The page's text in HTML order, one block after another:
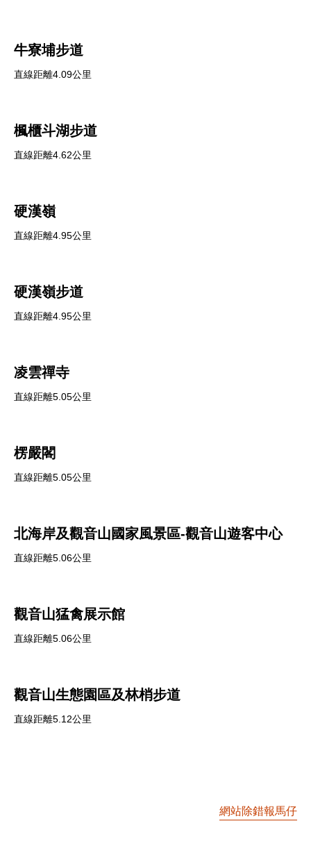
牛寮埔步道
直線距離4.09公里
楓櫃斗湖步道
直線距離4.62公里
硬漢嶺
直線距離4.95公里
硬漢嶺步道
直線距離4.95公里
凌雲禪寺
直線距離5.05公里
楞嚴閣
直線距離5.05公里
北海岸及觀音山國家風景區-觀音山遊客中心
直線距離5.06公里
觀音山猛禽展示館
直線距離5.06公里
觀音山生態園區及林梢步道
直線距離5.12公里
網站除錯報馬仔